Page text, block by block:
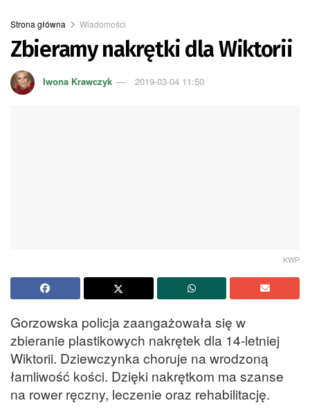
Strona główna Wiadomości
Zbieramy nakrętki dla Wiktorii
Iwona Krawczyk 2019-03-04 11:50
KWP
Gorzowska policja zaangażowała się w
zbieranie plastikowych nakrętek dla 14-letniej
Wiktorii. Dziewczynka choruje na wrodzoną
łamliwość kości. Dzięki nakrętkom ma szanse
na rower ręczny, leczenie oraz rehabilitację.